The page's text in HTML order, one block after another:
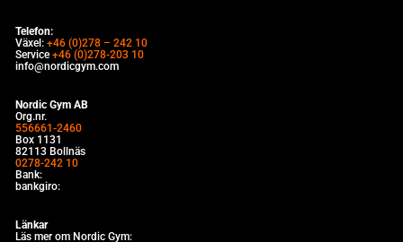
Telefon:
Växel: +46 (0)278 – 242 10
Service +46 (0)278-203 10
info@nordicgym.com
Nordic Gym AB
Org.nr.
556661-2460
Box 1131
82113 Bollnäs
0278-242 10
Bank:
bankgiro:
Länkar
Läs mer om Nordic Gym: